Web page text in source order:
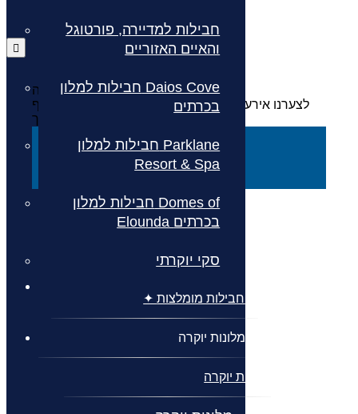
חבילות למדיירה, פורטוגל
והאיים האזוריים
חבילות למלון Daios Cove
בכרתים
חבילות למלון Parklane
Resort & Spa
חבילות למלון Domes of
Elounda בכרתים
סקי יוקרתי
מלונות יוקרה
מלונות יוקרה
אירעה שגיאה
לצערנו אירעה שגיאה, אנא רענן את הדף או עבור לדף
הבית בכדי להמשיך
דף הבית
רענן